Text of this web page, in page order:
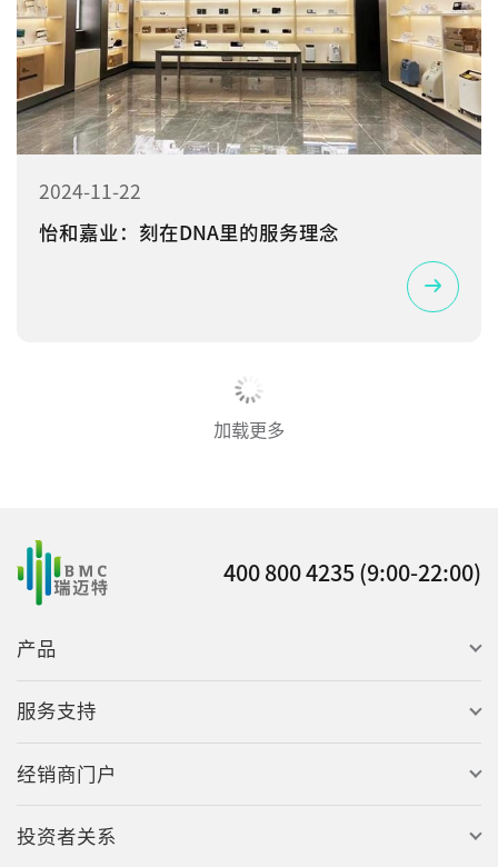
2024-11-22
怡和嘉业：刻在DNA里的服务理念
加载更多
400 800 4235 (9:00-22:00)
产品
服务支持
经销商门户
投资者关系